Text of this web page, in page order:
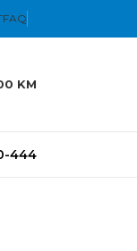
FAQ
KM
444